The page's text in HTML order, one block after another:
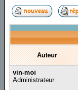
Auteur
vin-moi
Administrateur